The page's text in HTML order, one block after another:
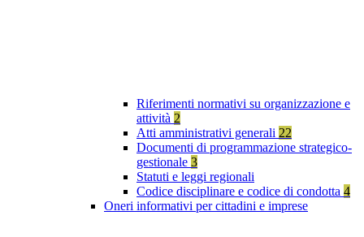
Riferimenti normativi su organizzazione e
attività 2
Atti amministrativi generali 22
Documenti di programmazione strategico-
gestionale 3
Statuti e leggi regionali
Codice disciplinare e codice di condotta 4
Oneri informativi per cittadini e imprese